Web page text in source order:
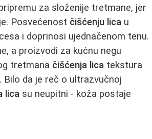
za složenije tretmane, jer
Posvećenost čišćenju lica u
i doprinosi ujednačenom tenu.
a proizvodi za kućnu negu
tretmana čišćenja lica tekstura
Bilo da je reč o ultrazvučnoj
lica su neupitni - koža postaje